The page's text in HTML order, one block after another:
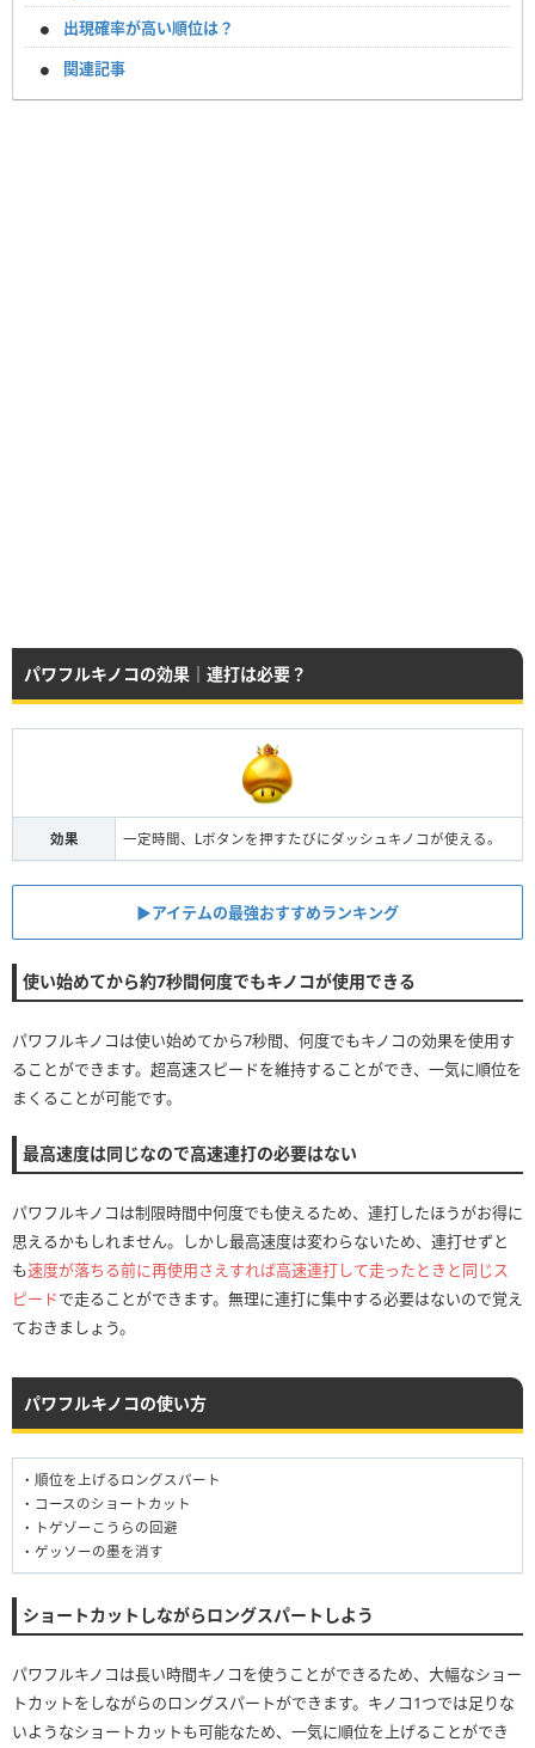
出現確率が高い順位は？
関連記事
パワフルキノコの効果｜連打は必要？
効果 一定時間、Lボタンを押すたびにダッシュキノコが使える。
▶︎アイテムの最強おすすめランキング
使い始めてから約7秒間何度でもキノコが使用できる
パワフルキノコは使い始めてから7秒間、何度でもキノコの効果を使用す
ることができます。超高速スピードを維持することができ、一気に順位を
まくることが可能です。
最高速度は同じなので高速連打の必要はない
パワフルキノコは制限時間中何度でも使えるため、連打したほうがお得に
思えるかもしれません。しかし最高速度は変わらないため、連打せずと
も速度が落ちる前に再使用さえすれば高速連打して走ったときと同じス
ピードで走ることができます。無理に連打に集中する必要はないので覚え
ておきましょう。
パワフルキノコの使い方
・順位を上げるロングスパート
・コースのショートカット
・トゲゾーこうらの回避
・ゲッソーの墨を消す
ショートカットしながらロングスパートしよう
パワフルキノコは長い時間キノコを使うことができるため、大幅なショー
トカットをしながらのロングスパートができます。キノコ1つでは足りな
いようなショートカットも可能なため、一気に順位を上げることができ